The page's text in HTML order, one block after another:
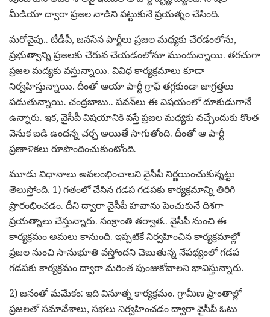
మీడియా ద్వారా ప్ర‌జ‌ల నాడిని ప‌ట్టుకునే ప్ర‌య‌త్నం చేసింది.
మ‌రోవైపు.. టీడీపీ, జ‌న‌సేన పార్టీలు ప్ర‌జ‌ల మ‌ధ్య‌కు చేర‌డంలోను,
ప్ర‌భుత్వాన్ని ప్ర‌జ‌ల‌కు చేరువ చేయడంలోనూ ముందున్నాయి. త‌ర‌చుగా
ప్ర‌జ‌ల మ‌ద్య‌కు వ‌స్తున్నాయి. వివిధ కార్య‌క్ర‌మాలు కూడా
నిర్వ‌హిస్తున్నాయి. దీంతో ఆయా పార్టీ గ్రాఫ్ త‌గ్గ‌కుండా జాగ్ర‌త్త‌లు
ప‌డుతున్నాయి. చంద్ర‌బాబు.. ప‌వ‌న్‌లు ఈ విష‌యంలో దూకుడుగానే
ఉన్నారు. ఇక‌, వైసీపీ విష‌యానికి వ‌స్తే ప్ర‌జ‌ల మ‌ధ్య‌కు వ‌చ్చేందుకు కొంత
వెనుక బ‌డి ఉంద‌న్న చ‌ర్చ అయితే సాగుతోంది. దీంతో ఆ పార్టీ
ప్ర‌ణాళిక‌లు రూపొందించుకుంటోంది.
మూడు విధానాలు అవ‌లంభించాల‌ని వైసీపీ నిర్ణ‌యించుకున్న‌ట్టు
తెలుస్తోంది. 1) గ‌తంలో చేసిన గ‌డ‌ప గ‌డ‌పకు కార్య‌క్ర‌మాన్ని తిరిగి
ప్రారంభించడం. దీని ద్వారా వైసీపీ హ‌వాను పెంచుకునే దిశ‌గా
ప్ర‌య‌త్నాలు చేస్తున్నారు. సంక్రాంతి త‌ర్వాత‌.. వైసీపీ నుంచి ఈ
కార్య‌క్ర‌మం అమ‌లు కానుంది. ఇప్ప‌టికే నిర్వ‌హించిన కార్య‌క్ర‌మాల్లో
ప్ర‌జ‌ల నుంచి సానుభూతి వ‌స్తోంద‌ని చెబుతున్న నేప‌థ్యంలో గ‌డ‌ప‌-
గ‌డ‌ప‌కు కార్య‌క్ర‌మం ద్వారా మ‌రింత పుంజుకోవాల‌ని భావిస్తున్నారు.
2) జ‌నంతో మ‌మేకం: ఇది వినూత్న కార్య‌క్ర‌మం. గ్రామీణ ప్రాంతాల్లో
ప్ర‌జ‌ల‌తో స‌మావేశాలు, స‌భ‌లు నిర్వ‌హించ‌డం ద్వారా వైసీపీ ఓటు